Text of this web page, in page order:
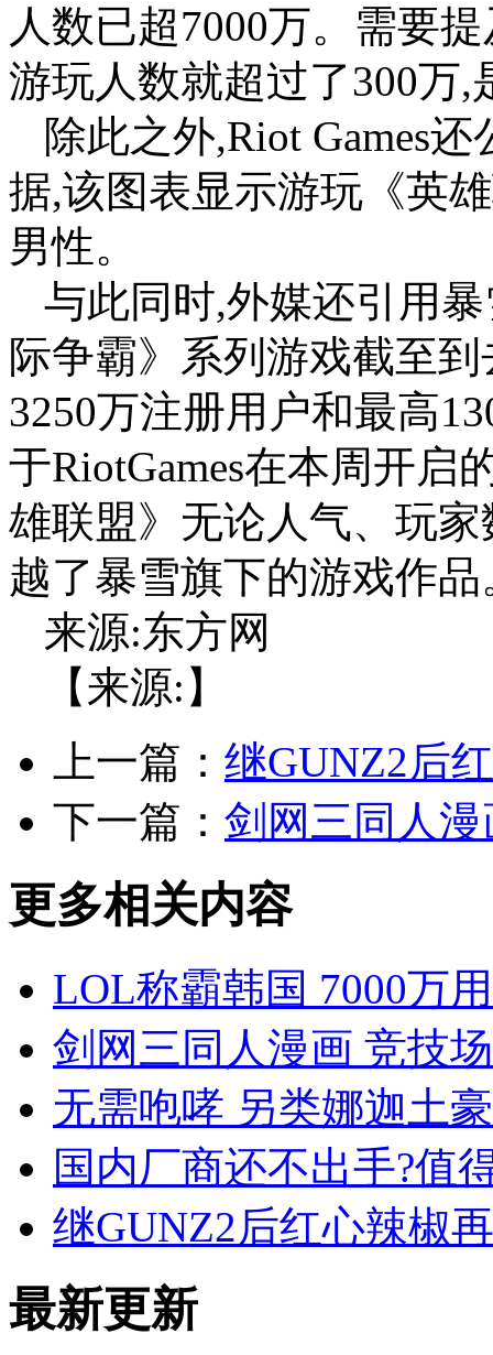
人数已超7000万。需要
游玩人数就超过了300万
除此之外,Riot Games
据,该图表显示游玩《英
男性。
与此同时,外媒还引用
际争霸》系列游戏截至
3250万注册用户和最高
于RiotGames在本周开启
雄联盟》无论人气、玩
越了暴雪旗下的游戏作品
来源:东方网
【来源:】
上一篇： 继GUNZ2后
下一篇： 剑网三同人
更多相关内容
LOL称霸韩国 7000万
剑网三同人漫画 竞技
无需咆哮 另类娜迦土
国内厂商还不出手?值
继GUNZ2后红心辣椒
最新更新